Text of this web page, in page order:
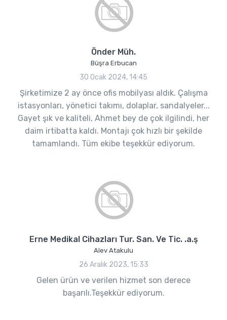
Önder Müh.
Büşra Erbucan
30 Ocak 2024, 14:45
Şirketimize 2 ay önce ofis mobilyası aldık. Çalışma
istasyonları, yönetici takımı, dolaplar, sandalyeler...
Gayet şık ve kaliteli, Ahmet bey de çok ilgilindi, her
daim irtibatta kaldı. Montajı çok hızlı bir şekilde
tamamlandı. Tüm ekibe teşekkür ediyorum.
Erne Medikal Cihazları Tur. San. Ve Tic. .a.ş
Alev Atakulu
26 Aralık 2023, 15:33
Gelen ürün ve verilen hizmet son derece
başarılı.Teşekkür ediyorum.